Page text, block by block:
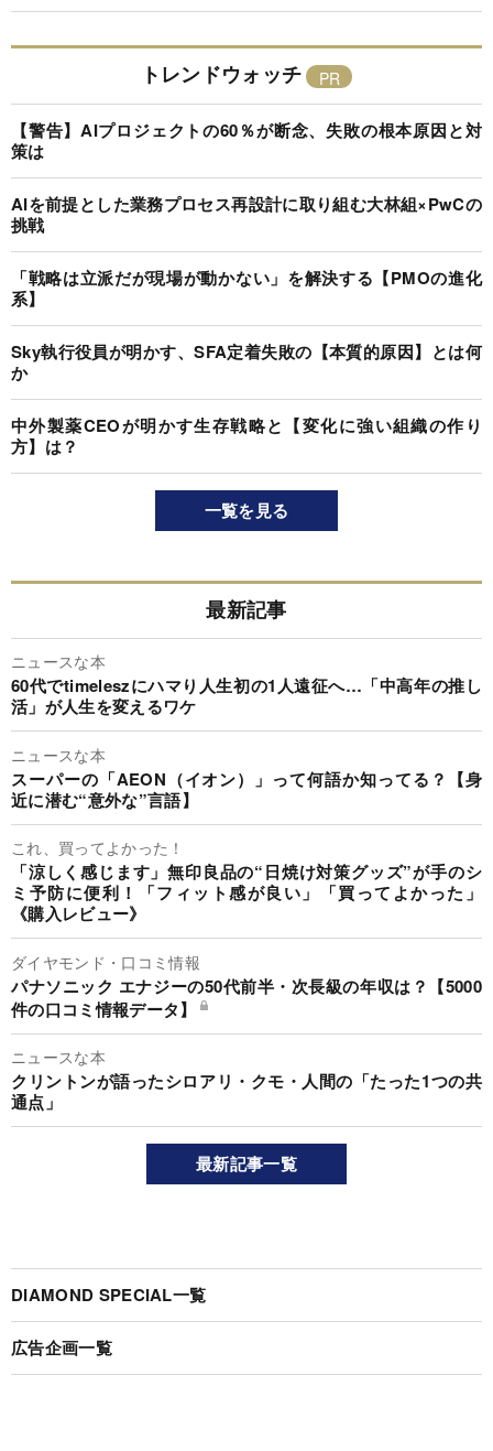
トレンドウォッチ
【警告】AIプロジェクトの60％が断念、失敗の根本原因と対
策は
AIを前提とした業務プロセス再設計に取り組む大林組×PwCの
挑戦
「戦略は立派だが現場が動かない」を解決する【PMOの進化
系】
Sky執行役員が明かす、SFA定着失敗の【本質的原因】とは何
か
中外製薬CEOが明かす生存戦略と【変化に強い組織の作り
方】は？
一覧を見る
最新記事
ニュースな本
60代でtimeleszにハマり人生初の1人遠征へ…「中高年の推し
活」が人生を変えるワケ
ニュースな本
スーパーの「AEON（イオン）」って何語か知ってる？【身
近に潜む“意外な”言語】
これ、買ってよかった！
「涼しく感じます」無印良品の“日焼け対策グッズ”が手のシ
ミ予防に便利！「フィット感が良い」「買ってよかった」
《購入レビュー》
ダイヤモンド・口コミ情報
パナソニック エナジーの50代前半・次長級の年収は？【5000
件の口コミ情報データ】
ニュースな本
クリントンが語ったシロアリ・クモ・人間の「たった1つの共
通点」
最新記事一覧
DIAMOND SPECIAL一覧
広告企画一覧